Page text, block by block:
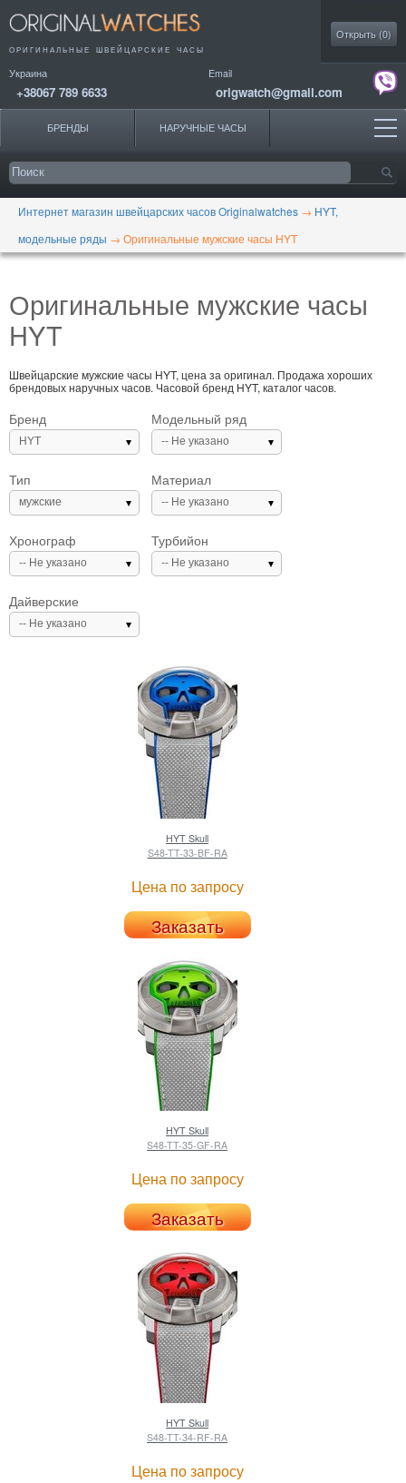
ОРИГИНАЛЬНЫЕ ШВЕЙЦАРСКИЕ ЧАСЫ
Украина
+38067 789 6633
Email
origwatch@gmail.com
Открыть (0)
БРЕНДЫ НАРУЧНЫЕ ЧАСЫ
Интернет магазин швейцарских часов Originalwatches → HYT,
модельные ряды → Оригинальные мужские часы HYT
Оригинальные мужские часы
HYT
Швейцарские мужские часы HYT, цена за оригинал. Продажа хороших
брендовых наручных часов. Часовой бренд HYT, каталог часов.
Бренд
HYT
Модельный ряд
-- Не указано
Тип
мужские
Материал
-- Не указано
Хронограф
-- Не указано
Турбийон
-- Не указано
Дайверские
-- Не указано
HYT Skull
S48-TT-33-BF-RA
Цена по запросу
Заказать
HYT Skull
S48-TT-35-GF-RA
Цена по запросу
Заказать
HYT Skull
S48-TT-34-RF-RA
Цена по запросу